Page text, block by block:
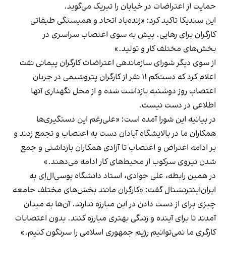
حمایت از اعتراضات در خیابان را تبریک می‌گوید.
این سندیکا تاکید کرد: «زنده‌باد اتحاد و همبستگی طبقاتی
کارگران برای رهایی. پیش به سوی اعتصاب سراسری در
بخش‌های مختلف کار و تولید.»
از سوی دیگر شورای سازماندهی اعتراضات کارگران پیمانی نفت
اعلام کرد که دست‌کم ۱۱ نفر از کارگران پتروشیمی در جریان
اعتصاب روز دوشنبه بازداشت شده و از محل نگهداری آنها
اطلاعی در دست نیست.
در بیانیه‌ این شورا آمده است: «علی‌رغم این دستگیری‌ها
همکاران ما در پالایشگاه آبادان دست به اعتصاب و تجمع زدند و
بر ادامه اعتراض و اعتصاب تا آزادی همکاران بازداشتی و جمع
شدن نیروی سرکوب از محیط‌های کار ادامه می‌دهند.»
در همین رابطه، علی جوادی، استاد دانشگاه یو‌سی‌ال‌اِی به
ایران‌اینترنشنال گفت: «کارگران مانند بخش‌های مختلف جامعه
چیزی برای از دست دادن در این مبارزه ندارند. آن‌ها به میدان
آمدند تا برای آینده و زندگی بهتری مبارزه کنند. بدون اعتصابات
کارگری ما نمی‌توانیم رژیم جمهوری اسلامی را سرنگون کنیم.»